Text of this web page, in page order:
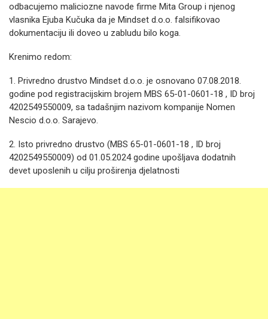
odbacujemo maliciozne navode firme Mita Group i njenog
vlasnika Ejuba Kučuka da je Mindset d.o.o. falsifikovao
dokumentaciju ili doveo u zabludu bilo koga.
Krenimo redom:
1. Privredno drustvo Mindset d.o.o. je osnovano 07.08.2018.
godine pod registracijskim brojem MBS 65-01-0601-18 , ID broj
4202549550009, sa tadašnjim nazivom kompanije Nomen
Nescio d.o.o. Sarajevo.
2. ⁠Isto privredno drustvo (MBS 65-01-0601-18 , ID broj
4202549550009) od 01.05.2024 godine upošljava dodatnih
devet uposlenih u cilju proširenja djelatnosti